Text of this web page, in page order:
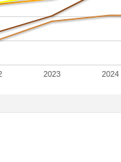
2023 2024